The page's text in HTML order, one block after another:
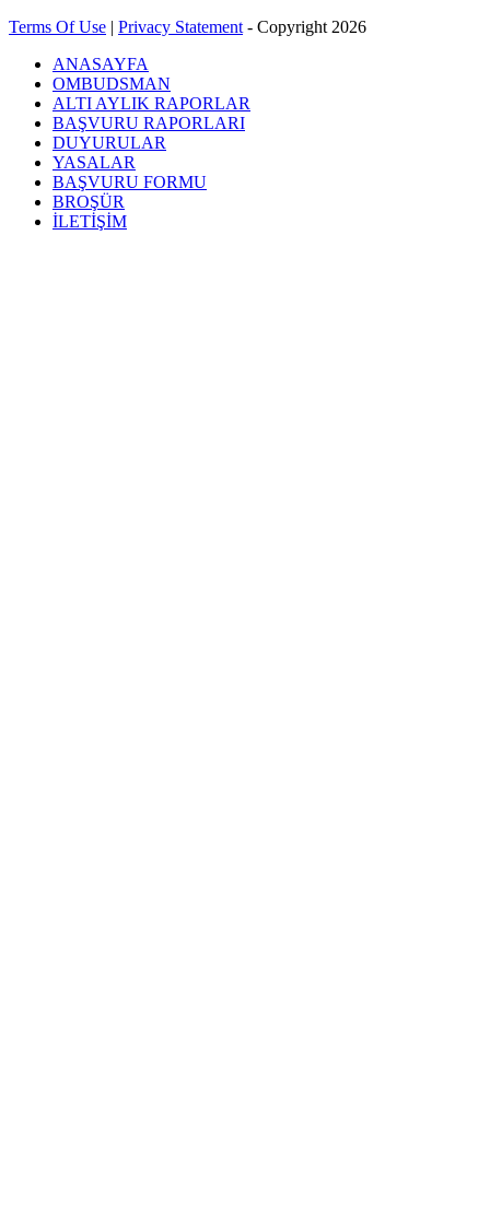
Terms Of Use | Privacy Statement - Copyright 2026
ANASAYFA
OMBUDSMAN
ALTI AYLIK RAPORLAR
BAŞVURU RAPORLARI
DUYURULAR
YASALAR
BAŞVURU FORMU
BROŞÜR
İLETİŞİM